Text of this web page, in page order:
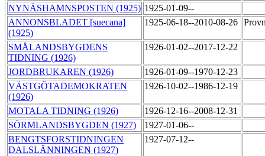
NYNÄSHAMNSPOSTEN (1925) 1925-01-09--
ANNONSBLADET [suecana]
(1925)
1925-06-18--2010-08-26
SMÅLANDSBYGDENS
TIDNING (1926)
1926-01-02--2017-12-22
JORDBRUKAREN (1926)
1926-01-09--1970-12-23
VÄSTGÖTADEMOKRATEN
(1926)
1926-10-02--1986-12-19
MOTALA TIDNING (1926)
1926-12-16--2008-12-31
SÖRMLANDSBYGDEN (1927)
1927-01-06--
BENGTSFORSTIDNINGEN
DALSLÄNNINGEN (1927)
1927-07-12--